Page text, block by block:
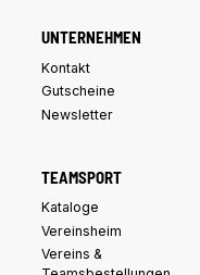
UNTERNEHMEN
Kontakt
Gutscheine
Newsletter
TEAMSPORT
Kataloge
Vereinsheim
Vereins &